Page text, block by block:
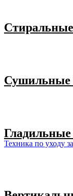
Техника по уходу